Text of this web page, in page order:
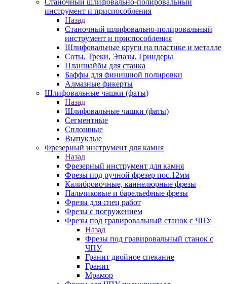
Станочный шлифовально-полировальный
инструмент и приспособления
Назад
Станочный шлифовально-полировальный
инструмент и приспособления
Шлифовальные круги на пластике и металле
Соты, Треки, Эпазы, Гриндеры
Планшайбы для станка
Баффы для финишной полировки
Алмазные фикерты
Шлифовальные чашки (фаты)
Назад
Шлифовальные чашки (фаты)
Сегментные
Сплошные
Выпуклые
Фрезерный инструмент для камня
Назад
Фрезерный инструмент для камня
Фрезы под ручной фрезер пос.12мм
Калибровочные, каннелюрные фрезы
Пальчиковые и барельефные фрезы
Фрезы для спец работ
Фрезы с погружением
Фрезы под гравировальный станок с ЧПУ
Назад
Фрезы под гравировальный станок с
ЧПУ
Гранит двойное спекание
Гранит
Мрамор